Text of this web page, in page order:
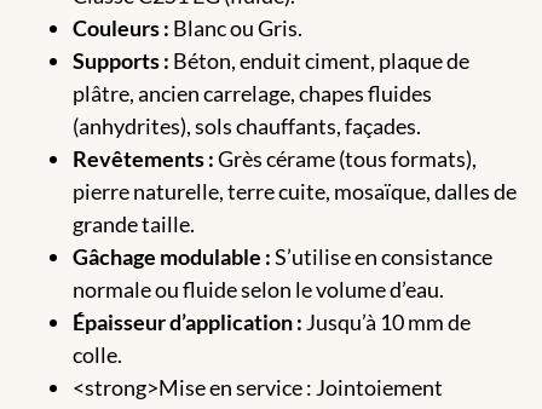
Couleurs : Blanc ou Gris.
Supports : Béton, enduit ciment, plaque de
plâtre, ancien carrelage, chapes fluides
(anhydrites), sols chauffants, façades.
Revêtements :Grès cérame (tous formats),
pierre naturelle, terre cuite, mosaïque, dalles de
grande taille.
Gâchage modulable :S’utilise en consistance
normale ou fluide selon le volume d’eau.
Épaisseur d’application : Jusqu’à 10 mm de
colle.
<strong>Mise en service : Jointoiement